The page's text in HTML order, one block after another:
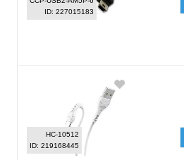
ID: 227015183
HC-10512
ID: 219168445